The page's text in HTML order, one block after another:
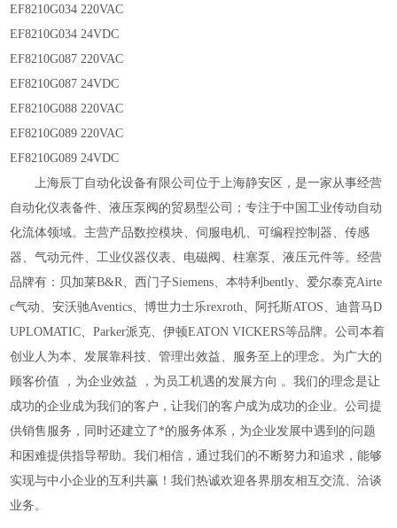
EF8210G034 220VAC
EF8210G034 24VDC
EF8210G087 220VAC
EF8210G087 24VDC
EF8210G088 220VAC
EF8210G089 220VAC
EF8210G089 24VDC
上海辰丁自动化设备有限公司位于上海静安区，是一家从事经营
自动化仪表备件、液压泵阀的贸易型公司；专注于中国工业传动自动
化流体领域。主营产品数控模块、伺服电机、可编程控制器、传感
器、气动元件、工业仪器仪表、电磁阀、柱塞泵、液压元件等。经营
品牌有：贝加莱B&R、西门子Siemens、本特利bently、爱尔泰克Airte
c气动、安沃驰Aventics、博世力士乐rexroth、阿托斯ATOS、迪普马D
UPLOMATIC、Parker派克、伊顿EATON VICKERS等品牌。公司本着
创业人为本、发展靠科技、管理出效益、服务至上的理念。为广大的
顾客价值
，为企业效益 ，为员工机遇的发展方向 。我们的理念是让
成功的企业成为我们的客户，让我们的客户成为成功的企业。公司提
供销售服务，同时还建立了*的服务体系，为企业发展中遇到的问题
和困难提供指导帮助。我们相信，通过我们的不断努力和追求，能够
实现与中小企业的互利共赢！我们热诚欢迎各界朋友相互交流、洽谈
业务。